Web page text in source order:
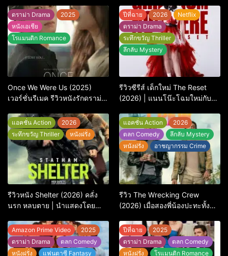
ดราม่า Drama
2025
หนังเอเชีย
โรแมนติก Romance
Once We Were Us (2025)
เวอร์ชั่นรีเมค รีวิวหนังรักดราม่า
ปีที่ฉาย 2026
Netflix
ดราม่า Drama
ระทึกขวัญ Thriller
ลึกลับ Mystery
รีวิวซีรีส์ เด็กใหม่ The Reset
(2026) | แนนโน๊ะโฉมใหม่กับ
แอคชั่น Action
2026
ระทึกขวัญ Thriller
หนังฝรั่ง
รีวิวหนัง Shelter (2026) คลั่ง
นรก หลบตาย | นำแสดงโดย
แอคชั่น Action
2026
ตลก Comedy
ลึกลับ Mystery
หนังฝรั่ง
อาชญากรรม Crime
รีวิว The Wrecking Crew
(2026) เมื่อสองพี่น้องปะทะทั้ง
สุดบู๊
Amazon Prime Video
2025
ดราม่า Drama
ตลก Comedy
หนังฝรั่ง
แฟนตาซี Fantasy
ปีที่ฉาย
2025
ดราม่า Drama
ตลก Comedy
หนังฝรั่ง
โรแมนติก Romance